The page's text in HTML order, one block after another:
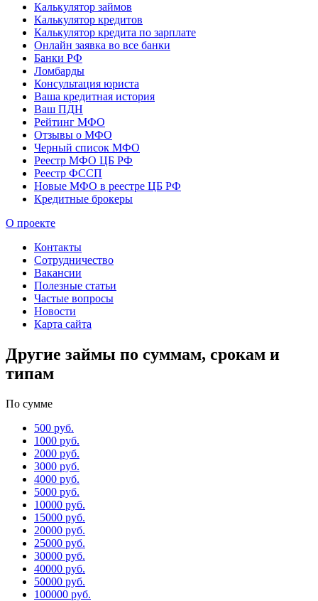
Калькулятор займов
Калькулятор кредитов
Калькулятор кредита по зарплате
Онлайн заявка во все банки
Банки РФ
Ломбарды
Консультация юриста
Ваша кредитная история
Ваш ПДН
Рейтинг МФО
Отзывы о МФО
Черный список МФО
Реестр МФО ЦБ РФ
Реестр ФССП
Новые МФО в реестре ЦБ РФ
Кредитные брокеры
О проекте
Контакты
Сотрудничество
Вакансии
Полезные статьи
Частые вопросы
Новости
Карта сайта
Другие займы по суммам, срокам и
типам
По сумме
500 руб.
1000 руб.
2000 руб.
3000 руб.
4000 руб.
5000 руб.
10000 руб.
15000 руб.
20000 руб.
25000 руб.
30000 руб.
40000 руб.
50000 руб.
100000 руб.